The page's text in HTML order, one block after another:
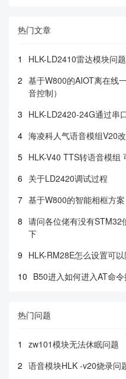
热门文章
1
HLK-LD2410雷达模块问题
2 基于W800的AIOT离在线
音控制）
3 HLK-LD2420-24G通过串
4 海凌科人气语音模组V20
5 HLK-V40 TTS转语音模组
6 关于LD2420调试过程
7 基于W800的智能相框方案
8 请问各位佬有没有STM32
下
9 HLK-RM28E怎么设置可
10 B50进入如何进入AT命
热门问题
1
zw101模块无法休眠问题
2 语音模块HLK -v20烧录问